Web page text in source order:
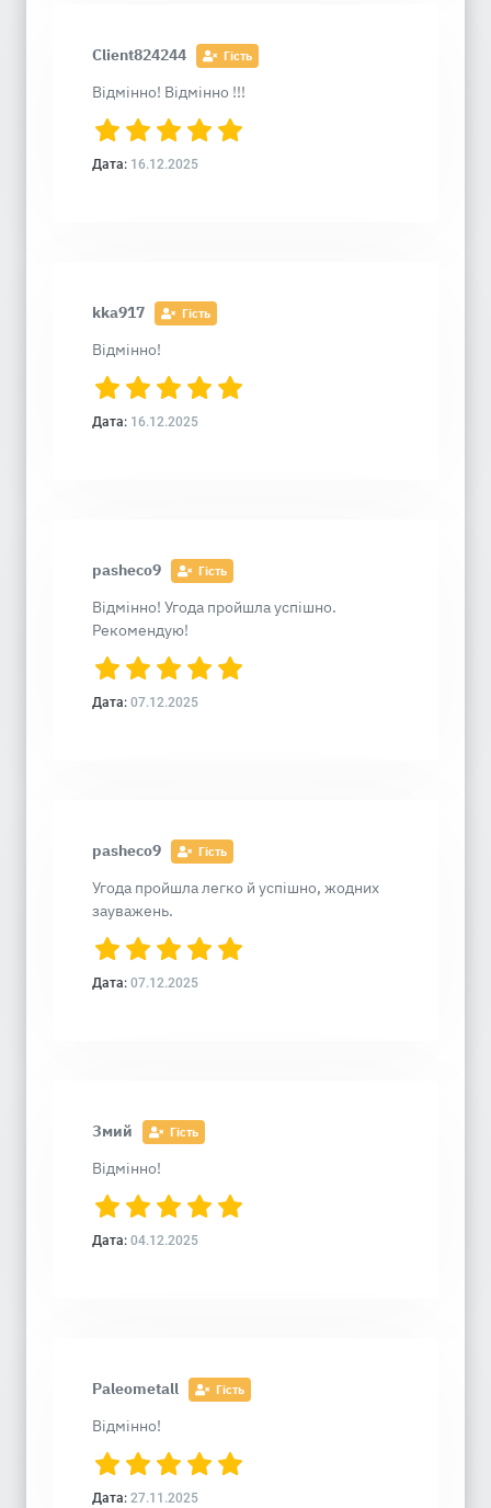
Client824244 Гість
Відмінно! Відмінно !!!
Дата: 16.12.2025
kka917 Гість
Відмінно!
Дата: 16.12.2025
pasheco9 Гість
Відмінно! Угода пройшла успішно.
Рекомендую!
Дата: 07.12.2025
pasheco9 Гість
Угода пройшла легко й успішно, жодних
зауважень.
Дата: 07.12.2025
Змий Гість
Відмінно!
Дата: 04.12.2025
Paleometall Гість
Відмінно!
Дата: 27.11.2025